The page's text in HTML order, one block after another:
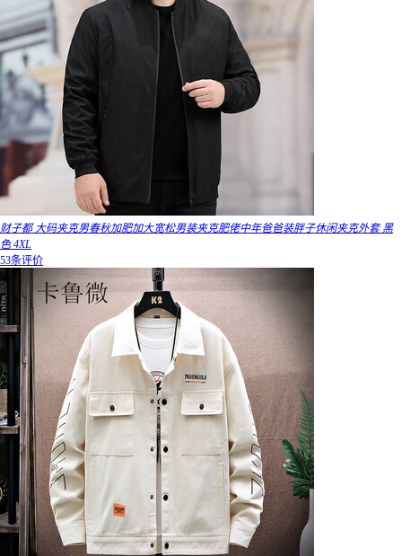
财子都 大码夹克男春秋加肥加大宽松男装夹克肥佬中年爸爸装胖子休闲夹克外套 黑
色 4XL
53条评价